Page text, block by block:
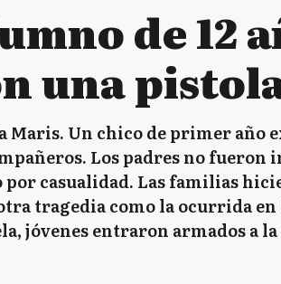
de 12
una
Maris. Un chico de primer año
Los padres no
casualidad. Las familias
tragedia como la ocurrida
jóvenes entraron armados a